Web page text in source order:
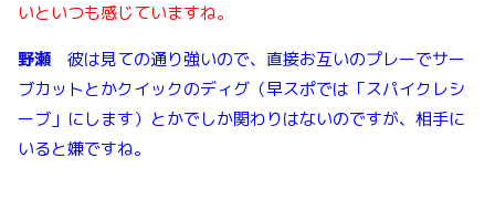
いといつも感じていますね。
野瀬 彼は見ての通り強いので、直接お互いのプレーでサー
ブカットとかクイックのディグ（早スポでは「スパイクレシ
ーブ」にします）とかでしか関わりはないのですが、相手に
いると嫌ですね。